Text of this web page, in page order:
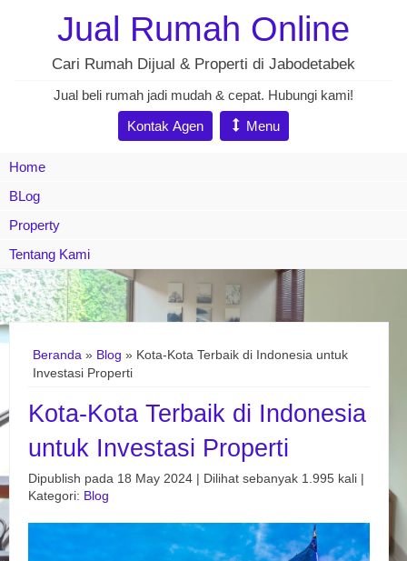
Jual Rumah Online
Cari Rumah Dijual & Properti di Jabodetabek
Jual beli rumah jadi mudah & cepat. Hubungi kami!
Kontak Agen
Menu
Home
BLog
Property
Tentang Kami
Beranda » Blog » Kota-Kota Terbaik di Indonesia untuk
Investasi Properti
Kota-Kota Terbaik di Indonesia
untuk Investasi Properti
Dipublish pada 18 May 2024 | Dilihat sebanyak 1.995 kali |
Kategori: Blog